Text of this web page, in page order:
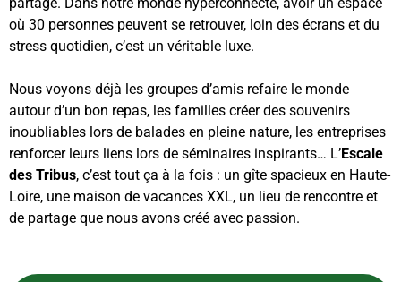
où 30 personnes peuvent se retrouver, loin des écrans et du
stress quotidien, c’est un véritable luxe.
Nous voyons déjà les groupes d’amis refaire le monde
autour d’un bon repas, les familles créer des souvenirs
inoubliables lors de balades en pleine nature, les entreprises
renforcer leurs liens lors de séminaires inspirants… L’Escale
des Tribus, c’est tout ça à la fois : un gîte spacieux en Haute-
Loire, une maison de vacances XXL, un lieu de rencontre et
de partage que nous avons créé avec passion.